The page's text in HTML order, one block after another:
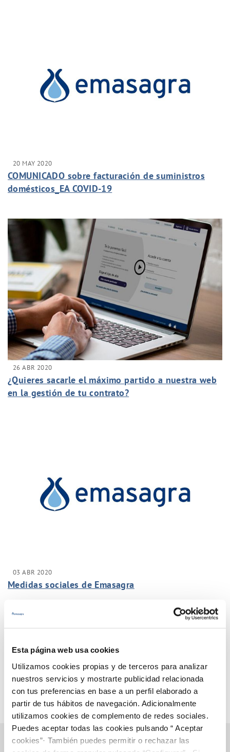
Esta página web usa cookies
Utilizamos cookies propias y de terceros para analizar
nuestros servicios y mostrarte publicidad relacionada
con tus preferencias en base a un perfil elaborado a
partir de tus hábitos de navegación. Adicionalmente
utilizamos cookies de complemento de redes sociales.
Puedes aceptar todas las cookies pulsando “ Aceptar
cookies”· También puedes permitir o rechazar las
20 MAY 2020
COMUNICADO sobre facturación de suministros
domésticos_EA COVID-19
26 ABR 2020
¿Quieres sacarle el máximo partido a nuestra web
en la gestión de tu contrato?
03 ABR 2020
Medidas sociales de Emasagra
Página 22 de 33
Anterior Siguiente